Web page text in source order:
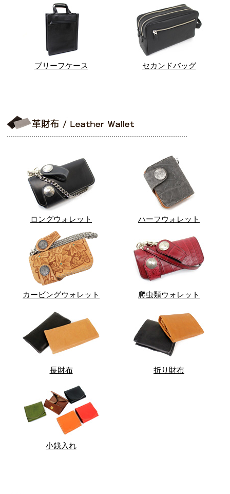
ブリーフケース セカンドバッグ
ロングウォレット ハーフウォレット
カービングウォレット 爬虫類ウォレット
長財布 折り財布
小銭入れ